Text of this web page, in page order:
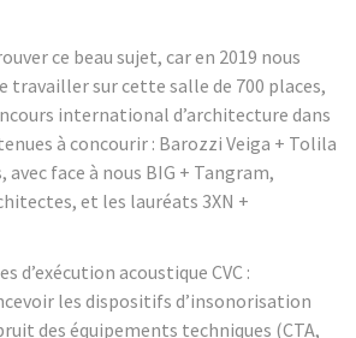
ce beau sujet, car en 2019 nous
travailler sur cette salle de 700 places,
international d’architecture dans
à concourir : Barozzi Veiga + Tolila
face à nous BIG + Tangram,
et les lauréats 3XN +
d’exécution acoustique CVC :
les dispositifs d’insonorisation
des équipements techniques (CTA,